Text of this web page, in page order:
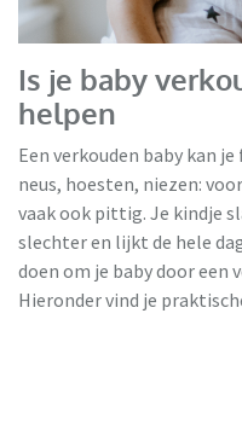
Is je baby
helpen
Een verkouden baby kan
neus, hoesten, niezen:
vaak ook pittig. Je kindje
slechter en lijkt de hele
doen om je baby door een
Hieronder vind je